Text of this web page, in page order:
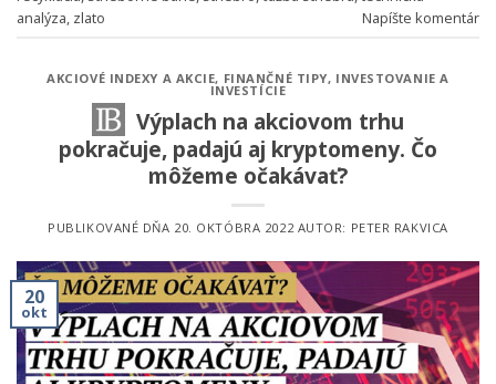
analýza, zlato Napíšte komentár
AKCIOVÉ INDEXY A AKCIE, FINANČNÉ TIPY, INVESTOVANIE A
INVESTÍCIE
Výplach na akciovom trhu
pokračuje, padajú aj kryptomeny. Čo
môžeme očakávať?
PUBLIKOVANÉ DŇA 20. OKTÓBRA 2022AUTOR: PETER RAKVICA
20
okt